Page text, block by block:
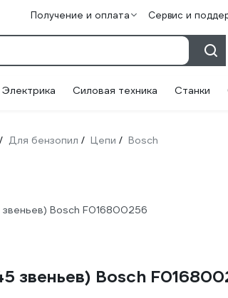
Получение и оплата Сервис и
Электрика Силовая техника Станки
/ Для бензопил / Цепи / Bosch
Bosch F016800256
звеньев) Bosch